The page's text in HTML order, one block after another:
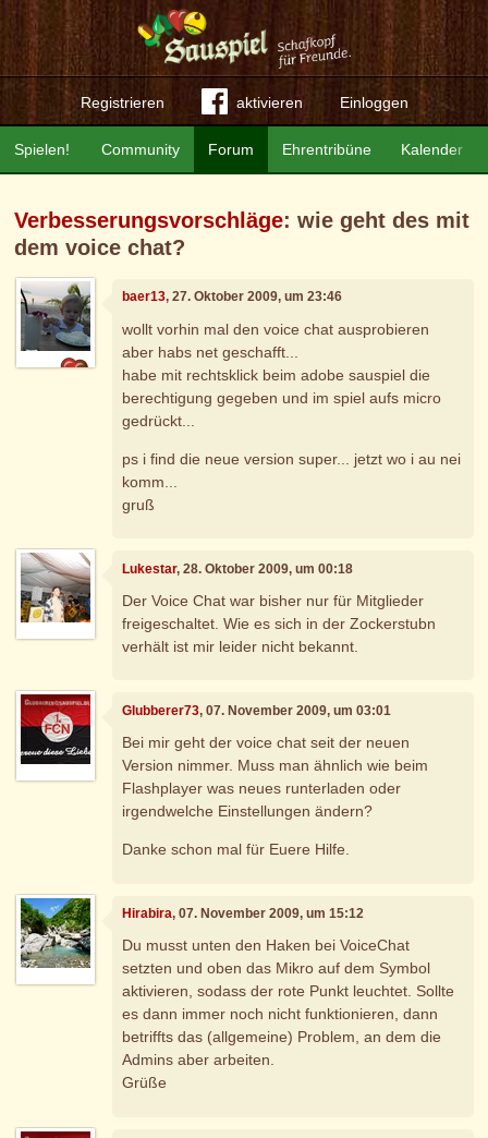
Registrieren aktivieren Einloggen
Community Forum Ehrentribüne Kalender
Spielen!
Verbesserungsvorschläge: wie geht des mit
dem voice chat?
baer13, 27. Oktober 2009, um 23:46
wollt vorhin mal den voice chat ausprobieren
aber habs net geschafft...
habe mit rechtsklick beim adobe sauspiel die
berechtigung gegeben und im spiel aufs micro
gedrückt...
ps i find die neue version super... jetzt wo i au nei
komm...
gruß
Lukestar, 28. Oktober 2009, um 00:18
Der Voice Chat war bisher nur für Mitglieder
freigeschaltet. Wie es sich in der Zockerstubn
verhält ist mir leider nicht bekannt.
Glubberer73, 07. November 2009, um 03:01
Bei mir geht der voice chat seit der neuen
Version nimmer. Muss man ähnlich wie beim
Flashplayer was neues runterladen oder
irgendwelche Einstellungen ändern?
Danke schon mal für Euere Hilfe.
Hirabira, 07. November 2009, um 15:12
Du musst unten den Haken bei VoiceChat
setzten und oben das Mikro auf dem Symbol
aktivieren, sodass der rote Punkt leuchtet. Sollte
es dann immer noch nicht funktionieren, dann
betriffts das (allgemeine) Problem, an dem die
Admins aber arbeiten.
Grüße